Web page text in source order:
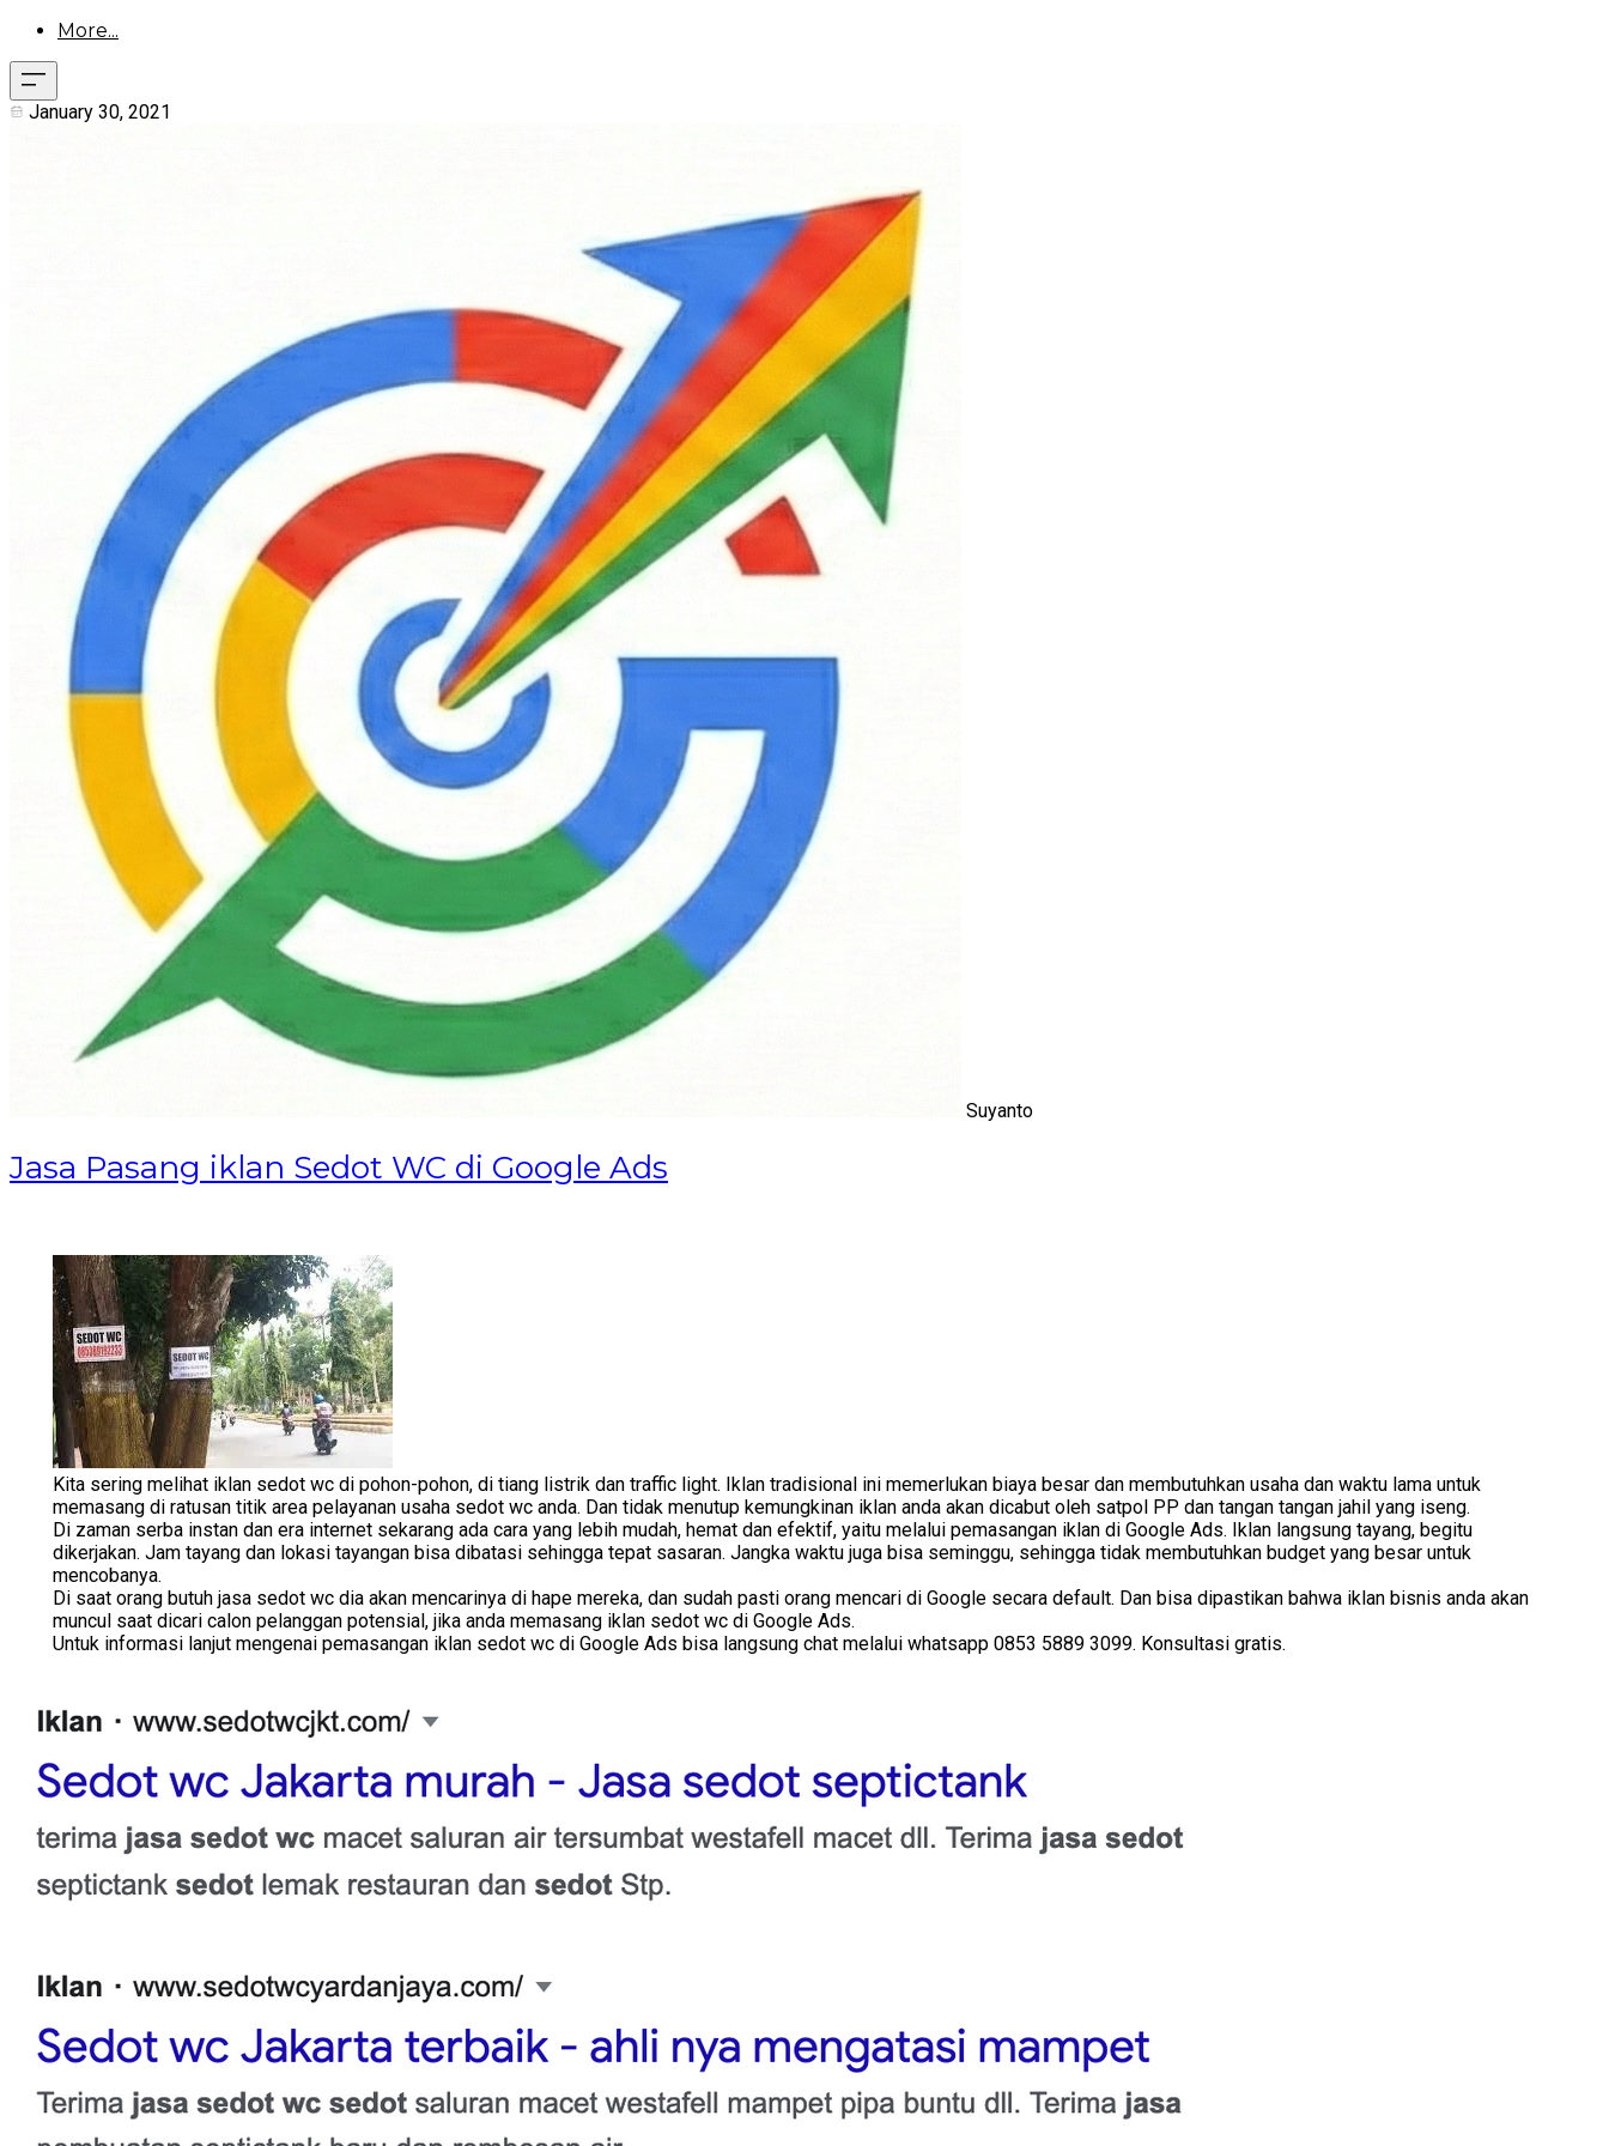
More...
January 30, 2021
Suyanto
Jasa Pasang iklan Sedot WC di Google Ads
Kita sering melihat iklan sedot wc di pohon-pohon, di tiang listrik dan traffic light. Iklan tradisional ini memerlukan biaya besar dan membutuhkan usaha dan waktu lama untuk
memasang di ratusan titik area pelayanan usaha sedot wc anda. Dan tidak menutup kemungkinan iklan anda akan dicabut oleh satpol PP dan tangan tangan jahil yang iseng.
Di zaman serba instan dan era internet sekarang ada cara yang lebih mudah, hemat dan efektif, yaitu melalui pemasangan iklan di Google Ads. Iklan langsung tayang, begitu
dikerjakan. Jam tayang dan lokasi tayangan bisa dibatasi sehingga tepat sasaran. Jangka waktu juga bisa seminggu, sehingga tidak membutuhkan budget yang besar untuk
mencobanya.
Di saat orang butuh jasa sedot wc dia akan mencarinya di hape mereka, dan sudah pasti orang mencari di Google secara default. Dan bisa dipastikan bahwa iklan bisnis anda akan
muncul saat dicari calon pelanggan potensial, jika anda memasang iklan sedot wc di Google Ads.
Untuk informasi lanjut mengenai pemasangan iklan sedot wc di Google Ads bisa langsung chat melalui whatsapp 0853 5889 3099. Konsultasi gratis.